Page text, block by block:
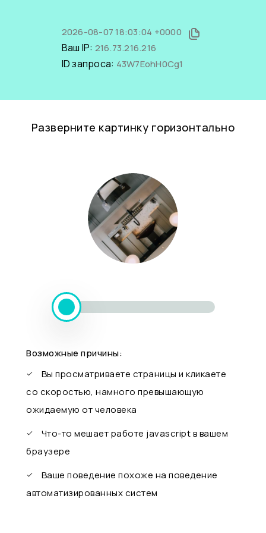
2026-08-07 18:03:04 +0000
Ваш IP: 216.73.216.216
ID запроса: 43W7EohH0Cg1
Разверните картинку горизонтально
Возможные причины:
Вы просматриваете страницы и кликаете
со скоростью, намного превышающую
ожидаемую от человека
Что-то мешает работе javascript в вашем
браузере
Ваше поведение похоже на поведение
автоматизированных систем